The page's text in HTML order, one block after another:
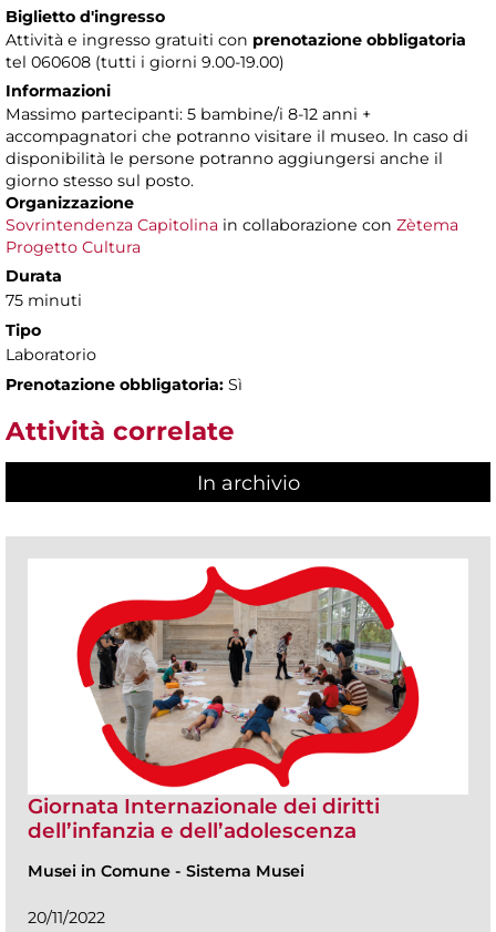
Biglietto d'ingresso
Attività e ingresso gratuiti con prenotazione obbligatoria
tel 060608 (tutti i giorni 9.00-19.00)
Informazioni
Massimo partecipanti: 5 bambine/i 8-12 anni +
accompagnatori che potranno visitare il museo. In caso di
disponibilità le persone potranno aggiungersi anche il
giorno stesso sul posto.
Organizzazione
Sovrintendenza Capitolina in collaborazione con Zètema
Progetto Cultura
Durata
75 minuti
Tipo
Laboratorio
Prenotazione obbligatoria: Sì
Attività correlate
In archivio
Giornata Internazionale dei diritti
dell’infanzia e dell’adolescenza
Musei in Comune - Sistema Musei
20/11/2022